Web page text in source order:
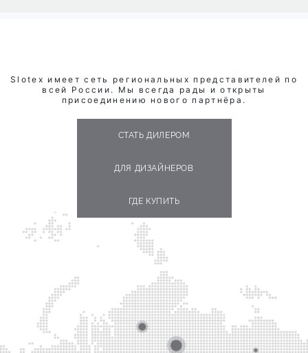
Slotex имеет сеть региональных представителей по
всей России. Мы всегда рады и открыты
присоединению нового партнёра.
СТАТЬ ДИЛЕРОМ
ДЛЯ ДИЗАЙНЕРОВ
ГДЕ КУПИТЬ